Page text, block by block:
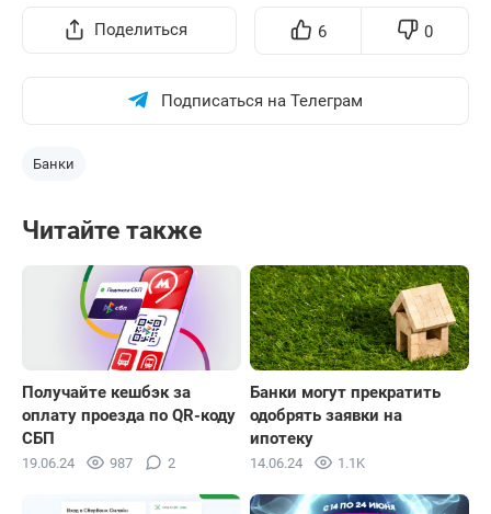
Поделиться 6 0
Подписаться на Телеграм
Банки
Читайте также
Получайте кешбэк за
оплату проезда по QR-коду
СБП
19.06.24 987 2
Банки могут прекратить
одобрять заявки на
ипотеку
14.06.24 1.1K